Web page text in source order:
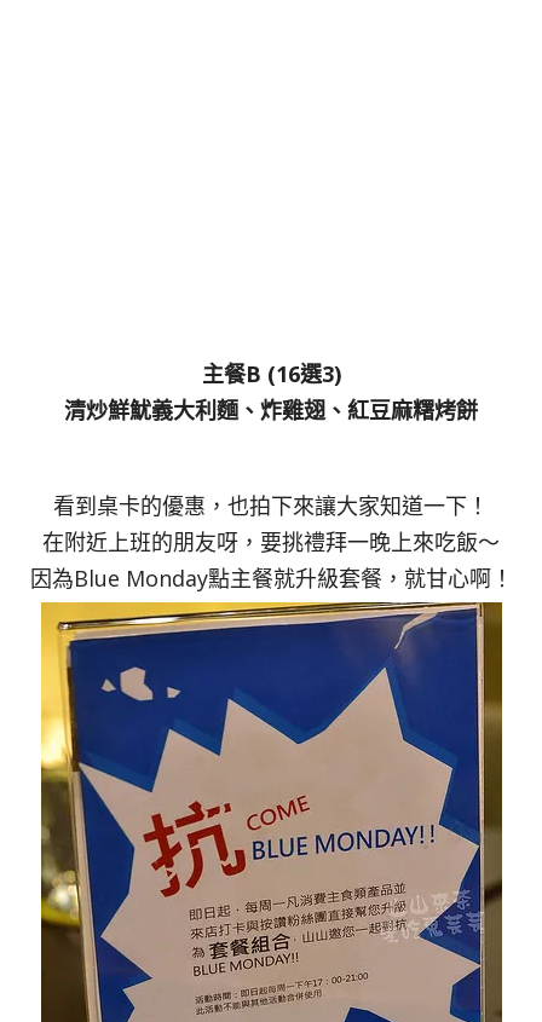
主餐B (16選3)
清炒鮮魷義大利麵、炸雞翅、紅豆麻糬烤餅
看到桌卡的優惠，也拍下來讓大家知道一下！
在附近上班的朋友呀，要挑禮拜一晚上來吃飯～
因為Blue Monday點主餐就升級套餐，就甘心啊！